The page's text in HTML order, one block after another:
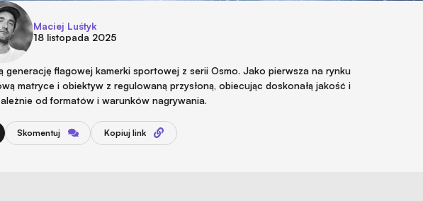
Maciej Luśtyk
18 listopada 2025
generację flagowej kamerki sportowej z serii Osmo. Jako pierwsza na rynku
matryce i obiektyw z regulowaną przysłoną, obiecując doskonałą jakość i
od formatów i warunków nagrywania.
Skomentuj Kopiuj link